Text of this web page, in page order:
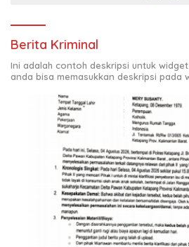
Berita Kriminal
Ini adalah contoh deskripsi untuk
anda bisa memasukkan deskripsi pada